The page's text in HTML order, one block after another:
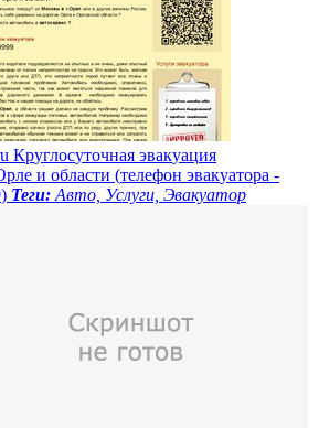
u Круглосуточная эвакуация
рле и области (телефон эвакуатора -
) Теги: Авто, Услуги, Эвакуатор